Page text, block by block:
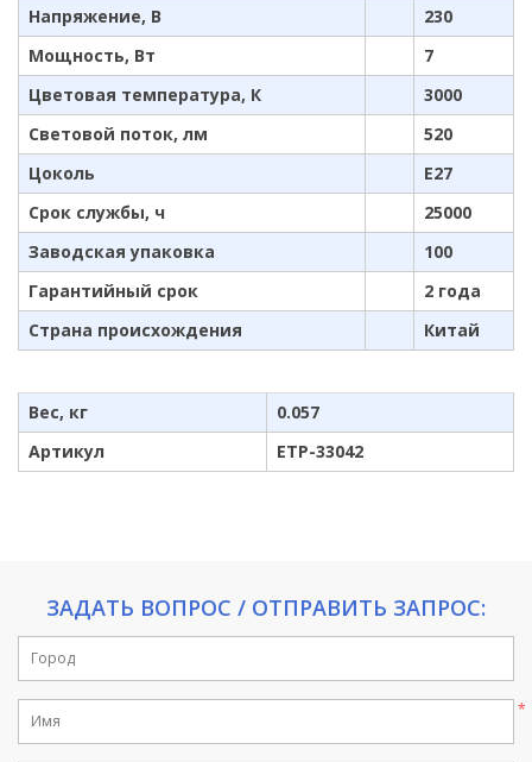
Напряжение, В
230
Мощность, Вт
7
Цветовая температура, К
3000
Световой поток, лм
520
Цоколь
E27
Срок службы, ч
25000
Заводская упаковка
100
Гарантийный срок
2 года
Страна происхождения
Китай
Вес, кг
0.057
Артикул
ETP-33042
ЗАДАТЬ ВОПРОС / ОТПРАВИТЬ ЗАПРОС:
you
are
human,